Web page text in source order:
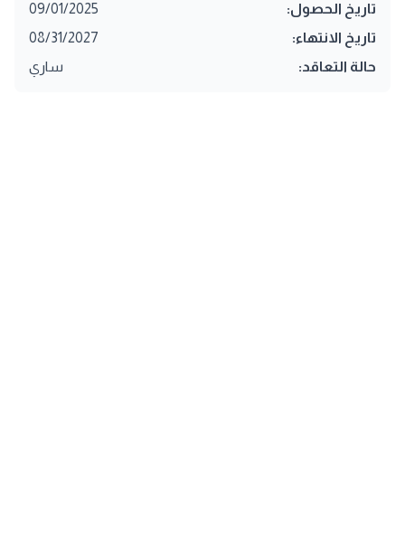
تاريخ الحصول:
09/01/2025
تاريخ الانتهاء:
08/31/2027
حالة التعاقد:
ساري